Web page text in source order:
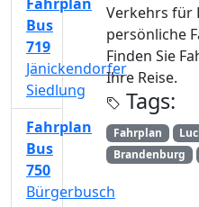
Verkehrs für
persönliche
Finden Sie
Ihre Reise.
Tags:
Fahrplan
Brandenburg
Bus
719
Jänickendorfer
Siedlung
Fahrplan
Bus
750
Bürgerbusch